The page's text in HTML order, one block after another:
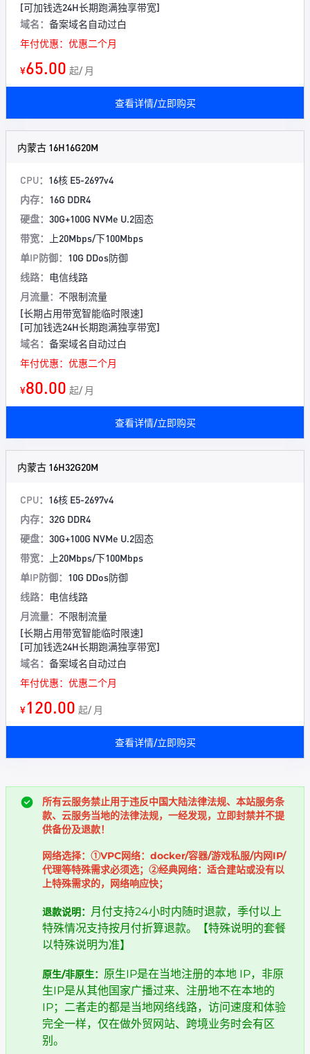
[可加钱选24H长期跑满独享带宽]
域名： 备案域名自动过白
年付优惠：优惠二个月
¥65.00 起/ 月
查看详情/立即购买
内蒙古 16H16G20M
CPU： 16核 E5-2697v4
内存： 16G DDR4
硬盘： 30G+100G NVMe U.2固态
带宽：
上20Mbps/下100Mbps
单IP防御： 10G DDos防御
线路： 电信线路
月流量： 不限制流量
[长期占用带宽智能临时限速]
[可加钱选24H长期跑满独享带宽]
域名： 备案域名自动过白
年付优惠：优惠二个月
¥80.00 起/ 月
查看详情/立即购买
内蒙古 16H32G20M
CPU： 16核 E5-2697v4
内存： 32G DDR4
硬盘： 30G+100G NVMe U.2固态
带宽：
上20Mbps/下100Mbps
单IP防御： 10G DDos防御
线路： 电信线路
月流量： 不限制流量
[长期占用带宽智能临时限速]
[可加钱选24H长期跑满独享带宽]
域名： 备案域名自动过白
年付优惠：优惠二个月
¥120.00 起/ 月
查看详情/立即购买
所有云服务禁止用于违反中国大陆法律法规、本站服务条
款、云服务当地的法律法规，一经发现，立即封禁并不提
供备份及退款！
网络选择：①VPC网络：docker/容器/游戏私服/内网IP/
代理等特殊需求必须选；②经典网络：适合建站或没有以
上特殊需求的，网络响应快；
退款说明： 月付支持24小时内随时退款，季付以上
特殊情况支持按月付折算退款。【特殊说明的套餐
以特殊说明为准】
原生/非原生： 原生IP是在当地注册的本地 IP，非原
生IP是从其他国家广播过来、注册地不在本地的
IP；二者走的都是当地网络线路，访问速度和体验
完全一样，仅在做外贸网站、跨境业务时会有区
别。